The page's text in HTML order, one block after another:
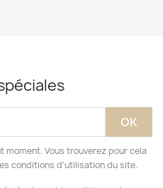
moment. Vous trouverez pour cela
conditions d'utilisation du site.